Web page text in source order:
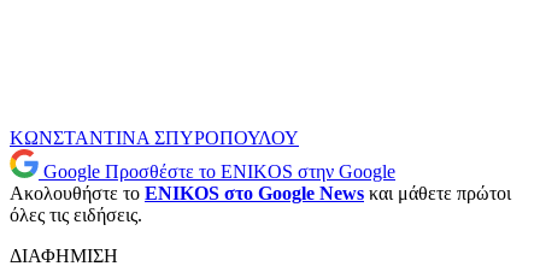
ΚΩΝΣΤΑΝΤΙΝΑ ΣΠΥΡΟΠΟΥΛΟΥ
Google Προσθέστε το ENIKOS στην Google
Ακολουθήστε το ENIKOS στο Google News και μάθετε πρώτοι
όλες τις ειδήσεις.
ΔΙΑΦΗΜΙΣΗ